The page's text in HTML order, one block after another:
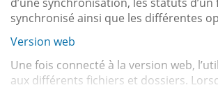
synchronisé ainsi que les différentes
Version web
Une fois connecté à la version web,
aux différents fichiers et dossiers.